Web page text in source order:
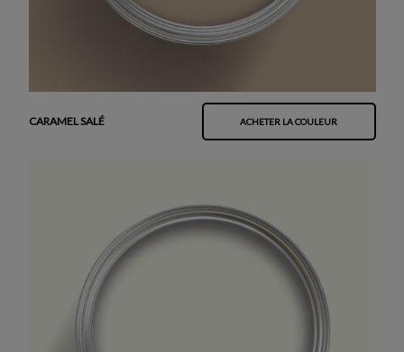
CARAMEL SALÉ ACHETER LA COULEUR